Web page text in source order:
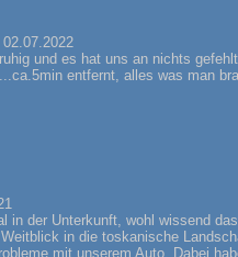
und es hat uns an nichts
entfernt, alles was man
in der Unterkunft, wohl wissend
in die toskanische
mit unserem Auto. Dabei